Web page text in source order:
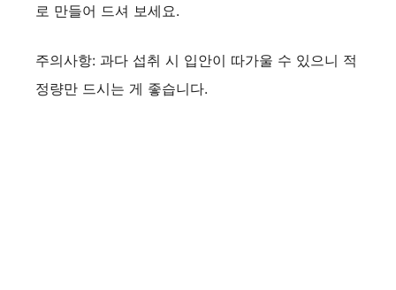
로 만들어 드셔 보세요.
주의사항: 과다 섭취 시 입안이 따가울 수 있으니 적
정량만 드시는 게 좋습니다.